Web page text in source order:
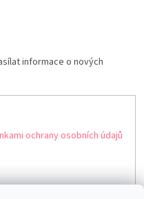
informace o nových
ochrany osobních údajů